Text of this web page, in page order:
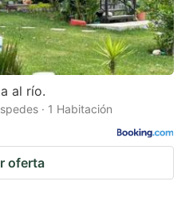
al río.
· 1 Habitación
oferta